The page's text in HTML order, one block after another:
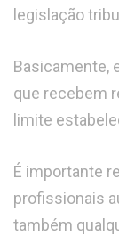
legislação
Basicamente,
que recebem
limite
É importante
profissionais
também